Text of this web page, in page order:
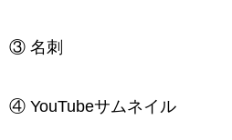
③ 名刺
④ YouTubeサムネイル